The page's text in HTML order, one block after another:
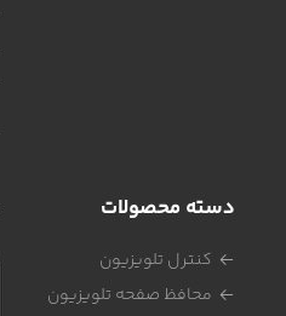
دسته محصولات
کنترل تلویزیون
محافظ صفحه تلویزیون